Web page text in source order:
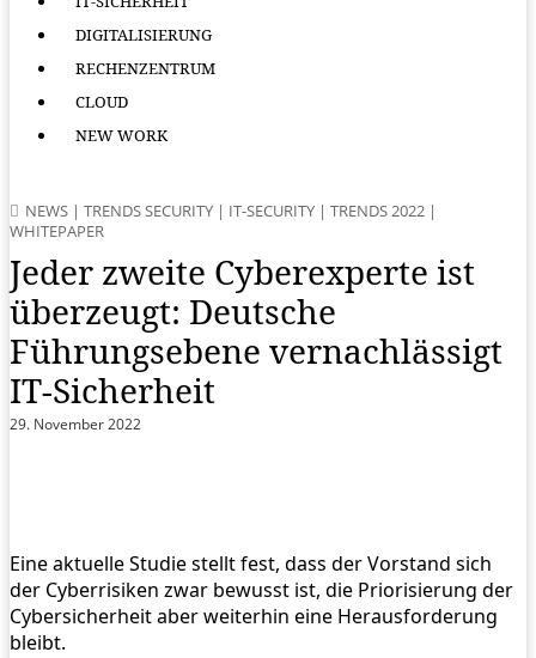
DIGITALISIERUNG
RECHENZENTRUM
CLOUD
NEW WORK
NEWS | TRENDS SECURITY | IT-SECURITY | TRENDS 2022 |
WHITEPAPER
Jeder zweite Cyberexperte ist
überzeugt: Deutsche
Führungsebene vernachlässigt
IT-Sicherheit
29. November 2022
Eine aktuelle Studie stellt fest, dass der Vorstand sich
der Cyberrisiken zwar bewusst ist, die Priorisierung der
Cybersicherheit aber weiterhin eine Herausforderung
bleibt.